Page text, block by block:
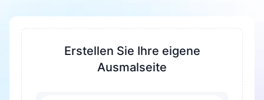
Erstellen Sie Ihre eigene
Ausmalseite